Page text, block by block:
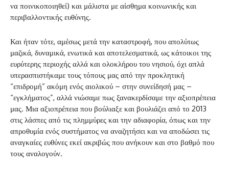
να ποινικοποιηθεί) και μάλιστα με αίσθημα κοινωνικής και
περιβαλλοντικής ευθύνης.
Και ήταν τότε, αμέσως μετά την καταστροφή, που απολύτως
μαζικά, δυναμικά, ενωτικά και αποτελεσματικά, ως κάτοικοι της
ευρύτερης περιοχής αλλά και ολοκλήρου του νησιού, όχι απλά
υπερασπιστήκαμε τους τόπους μας από την προκλητική
“επιδρομή” ακόμη ενός αιολικού – στην συνείδησή μας –
“εγκλήματος”, αλλά νιώσαμε πως ξανακερδίσαμε την αξιοπρέπεια
μας. Μια αξιοπρέπεια που βούλιαξε και βουλιάζει από το 2013
στις λάσπες από τις πλημμύρες και την αδιαφορία, όπως και την
απροθυμία ενός συστήματος να αναζητήσει και να αποδώσει τις
αναγκαίες ευθύνες εκεί ακριβώς που ανήκουν και στο βαθμό που
τους αναλογούν.